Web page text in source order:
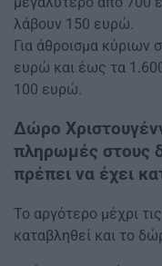
λάβουν 150 ευρώ.
Για άθροισμα
ευρώ και έως τα
100 ευρώ.
Δώρο
πληρωμές στους
πρέπει να έχει
Το αργότερο μέχρι
καταβληθεί και το